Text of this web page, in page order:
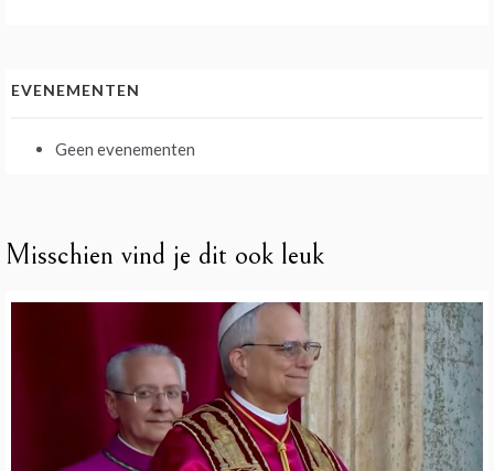
EVENEMENTEN
Geen evenementen
Misschien vind je dit ook leuk